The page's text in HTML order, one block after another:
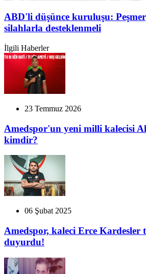
ABD'li düşünce kuruluşu:
silahlarla desteklenmeli
İlgili Haberler
23 Temmuz 2026
Amedspor'un yeni milli kalecisi
kimdir?
06 Şubat 2025
Amedspor, kaleci Erce Kardesler
duyurdu!